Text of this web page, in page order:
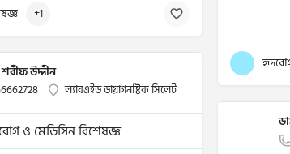
+1
উদ্দীন
ল্যাবএইড ডায়াগনষ্টিক সিলেট
ও মেডিসিন বিশেষজ্ঞ